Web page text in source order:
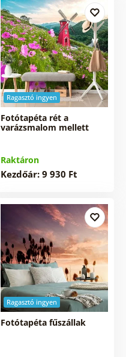
Ragasztó ingyen
Fotótapéta rét a
varázsmalom mellett
Raktáron
Kezdőár: 9 930 Ft
Ragasztó ingyen
Fotótapéta fűszállak